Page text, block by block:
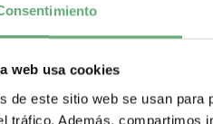
web usa cookies
de este sitio web se usan
tráfico. Además, compartimos